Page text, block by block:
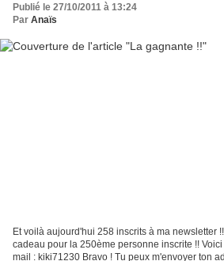
Publié le 27/10/2011 à 13:24
Par Anaïs
Et voilà aujourd'hui 258 inscrits à ma newsletter
cadeau pour la 250ème personne inscrite !!
mail : kiki71230 Bravo ! Tu peux m'envoyer ton